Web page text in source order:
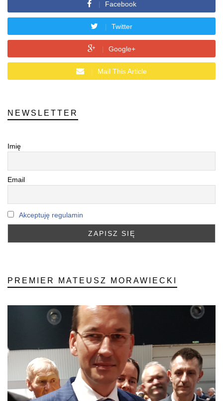
Facebook
Twitter
Google+
Mail This Article
NEWSLETTER
Imię
Email
Akceptuję regulamin
PREMIER MATEUSZ MORAWIECKI